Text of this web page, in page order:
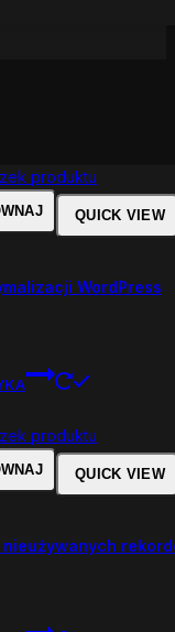
QUICK VIEW
WordPress
QUICK VIEW